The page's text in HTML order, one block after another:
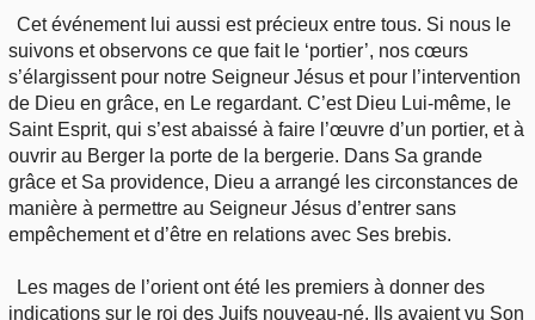
Cet événement lui aussi est précieux entre tous. Si nous le
suivons et observons ce que fait le ‘portier’, nos cœurs
s’élargissent pour notre Seigneur Jésus et pour l’intervention
de Dieu en grâce, en Le regardant. C’est Dieu Lui-même, le
Saint Esprit, qui s’est abaissé à faire l’œuvre d’un portier, et à
ouvrir au Berger la porte de la bergerie. Dans Sa grande
grâce et Sa providence, Dieu a arrangé les circonstances de
manière à permettre au Seigneur Jésus d’entrer sans
empêchement et d’être en relations avec Ses brebis.
Les mages de l’orient ont été les premiers à donner des
indications sur le roi des Juifs nouveau-né. Ils avaient vu Son